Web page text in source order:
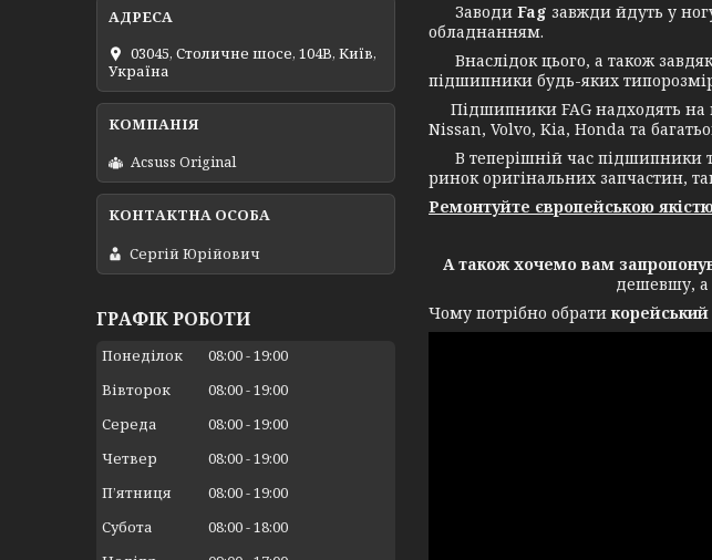
Заводи Fag завжди йдуть у
обладнанням.
Внаслідок цього, а також
підшипники будь-яких
Підшипники FAG надходять на
Nissan, Volvo, Kia, Honda та
В теперішній час підшипники та
ринок оригінальних запчастин,
Ремонтуйте європейською
А також хочемо вам
дешевшу, а
Чому потрібно обратикорейський
03045, Столичне шосе, 104B, Київ,
Україна
Acsuss Original
Сергій Юрійович
ГРАФІК РОБОТИ
Понеділок 08:00 19:00
Вівторок
08:00 19:00
Середа
08:00 19:00
Четвер
08:00 19:00
Пʼятниця
08:00 19:00
Субота
08:00 18:00